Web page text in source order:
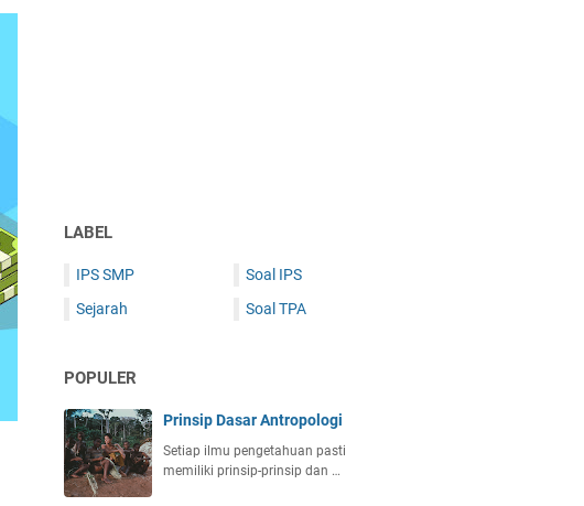
LABEL
IPS SMP
Sejarah
Soal IPS
Soal TPA
POPULER
Prinsip Dasar Antropologi
Setiap ilmu pengetahuan pasti
memiliki prinsip-prinsip dan …